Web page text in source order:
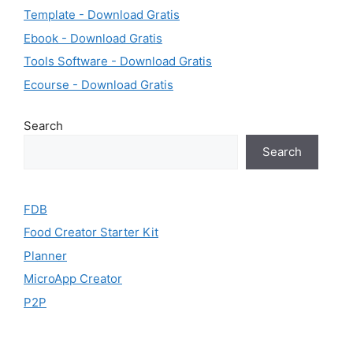
Template - Download Gratis
Ebook - Download Gratis
Tools Software - Download Gratis
Ecourse - Download Gratis
Search
Search
FDB
Food Creator Starter Kit
Planner
MicroApp Creator
P2P